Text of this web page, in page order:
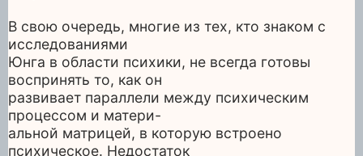
В свою очередь, многие из тех, кто знаком с
исследованиями
Юнга в области психики, не всегда готовы
воспринять то, как он
развивает параллели между психическим
процессом и матери-
альной матрицей, в которую встроено
психическое. Недостаток